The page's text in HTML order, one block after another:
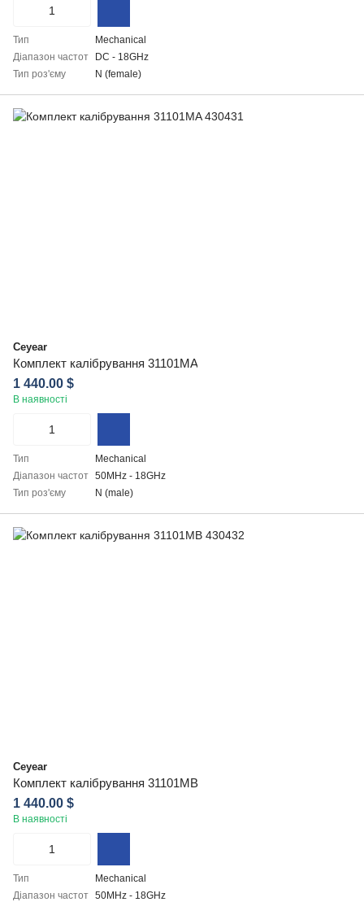
Тип
Mechanical
Діапазон частот
DC - 18GHz
Тип роз'єму
N (female)
Ceyear
Комплект калібрування 31101MA
1 440.00 $
В наявності
Тип
Mechanical
Діапазон частот 50MHz - 18GHz
Тип роз'єму
N (male)
Ceyear
Комплект калібрування 31101MB
1 440.00 $
В наявності
Тип
Mechanical
Діапазон частот 50MHz - 18GHz